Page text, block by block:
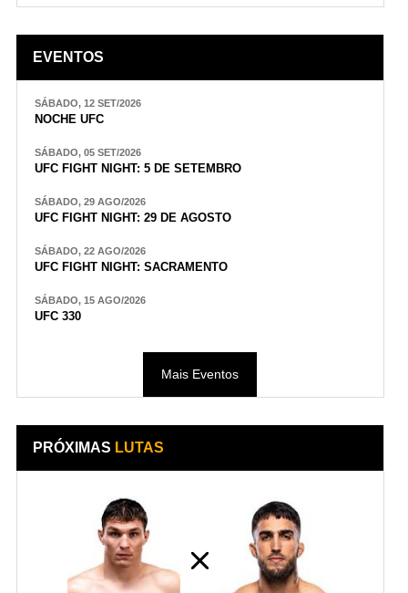
EVENTOS
SÁBADO, 12 SET/2026
NOCHE UFC
SÁBADO, 05 SET/2026
UFC FIGHT NIGHT: 5 DE SETEMBRO
SÁBADO, 29 AGO/2026
UFC FIGHT NIGHT: 29 DE AGOSTO
SÁBADO, 22 AGO/2026
UFC FIGHT NIGHT: SACRAMENTO
SÁBADO, 15 AGO/2026
UFC 330
Mais Eventos
PRÓXIMAS LUTAS